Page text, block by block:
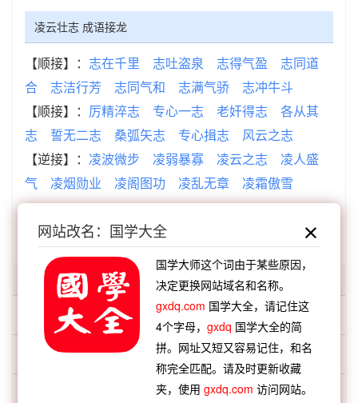
凌云壮志 成语接龙
【顺接】： 志在千里 志吐盗泉 志得气盈
志同道
合
志洁行芳 志同气和 志满气骄
志冲牛斗
【顺接】： 厉精淬志 专心一志 老奸得志
各从其
志
誓无二志 桑弧矢志 专心揖志
风云之志
【逆接】： 凌波微步 凌弱暴寡 凌云之志
凌人盛
气
凌烟勋业 凌阁图功 凌乱无章 凌霜傲雪
查看：「凌云壮志」的典故、凌云壮志成语故事
「凌云」开头的词语:
凌云之志
凌云健笔
网站改名：国学大全
国学大师这个词由于某些原因，
决定更换网站域名和名称。
gxdq.com 国学大全，请记住这
4个字母，gxdq 国学大全的简
拼。网址又短又容易记住，和名
称完全匹配。请及时更新收藏
夹，使用gxdq.com 访问网站。